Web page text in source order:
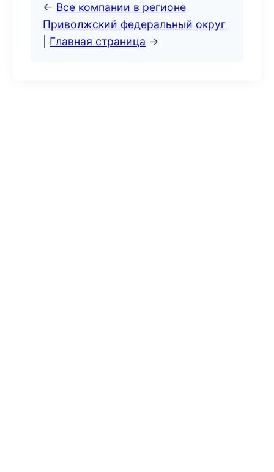
← Все компании в регионе
Приволжский федеральный округ
Главная страница →